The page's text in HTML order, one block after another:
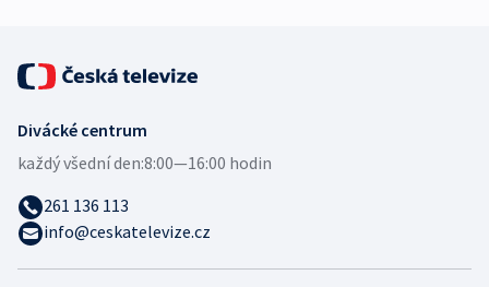
Divácké centrum
každý všední den:8:00—16:00 hodin
261 136 113
info@ceskatelevize.cz